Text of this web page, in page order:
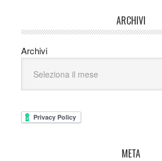
ARCHIVI
Archivi
META